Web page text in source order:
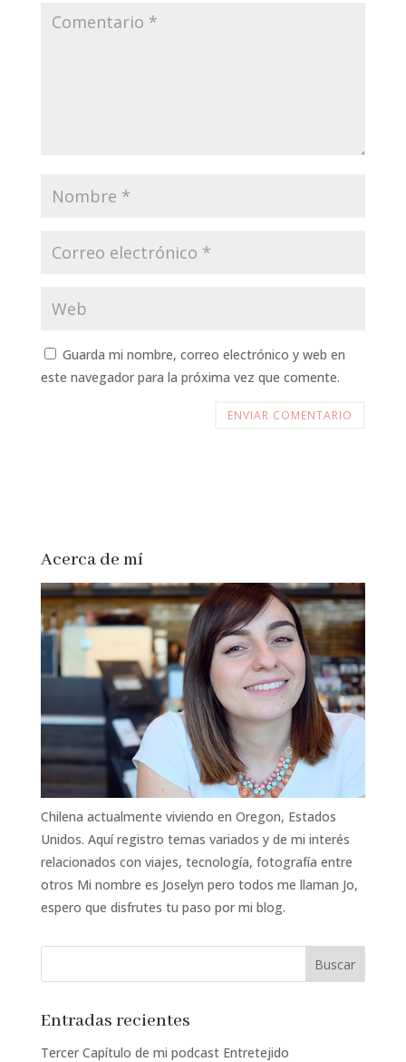
Guarda mi nombre, correo electrónico y web en
este navegador para la próxima vez que comente.
Acerca de mí
Chilena actualmente viviendo en Oregon, Estados
Unidos. Aquí registro temas variados y de mi interés
relacionados con viajes, tecnología, fotografía entre
otros Mi nombre es Joselyn pero todos me llaman Jo,
espero que disfrutes tu paso por mi blog.
Entradas recientes
Tercer Capítulo de mi podcast Entretejido